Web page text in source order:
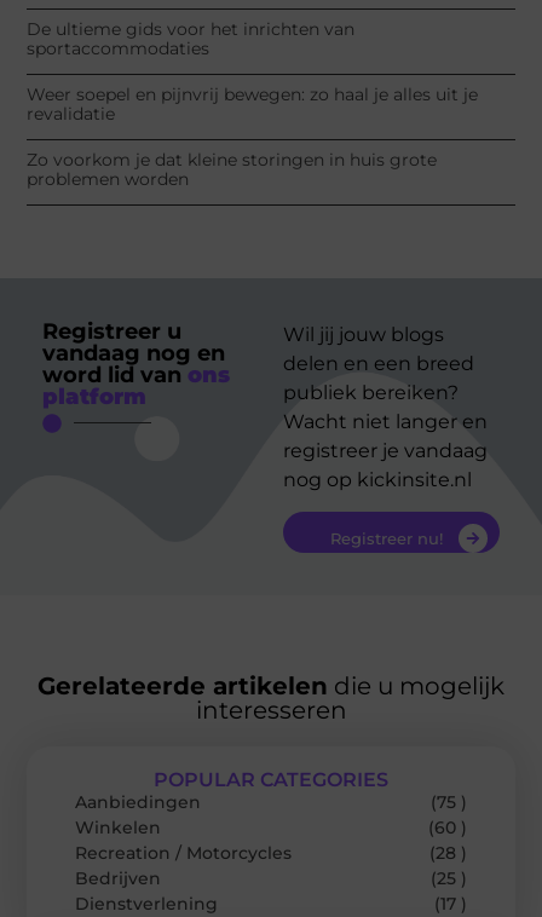
De ultieme gids voor het inrichten van
sportaccommodaties
Weer soepel en pijnvrij bewegen: zo haal je alles uit je
revalidatie
Zo voorkom je dat kleine storingen in huis grote
problemen worden
Registreer u
vandaag nog en
word lid van ons
platform
Wil jij jouw blogs
delen en een breed
publiek bereiken?
Wacht niet langer en
registreer je vandaag
nog op kickinsite.nl
Registreer nu!
Gerelateerde artikelen die u mogelijk
interesseren
POPULAR CATEGORIES
Aanbiedingen
(75 )
Winkelen
(60 )
Recreation / Motorcycles
(28 )
Bedrijven
(25 )
Dienstverlening
(17 )